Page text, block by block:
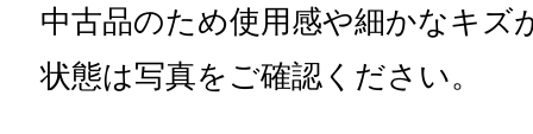
中古品のため使用感や細かなキズ
状態は写真をご確認ください。